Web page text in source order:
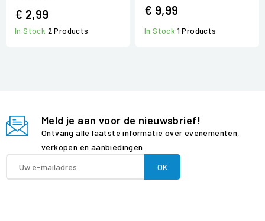
€ 2,99
In Stock 2 Products
€ 9,99
In Stock 1 Products
Meld je aan voor de nieuwsbrief!
Ontvang alle laatste informatie over evenementen,
verkopen en aanbiedingen.